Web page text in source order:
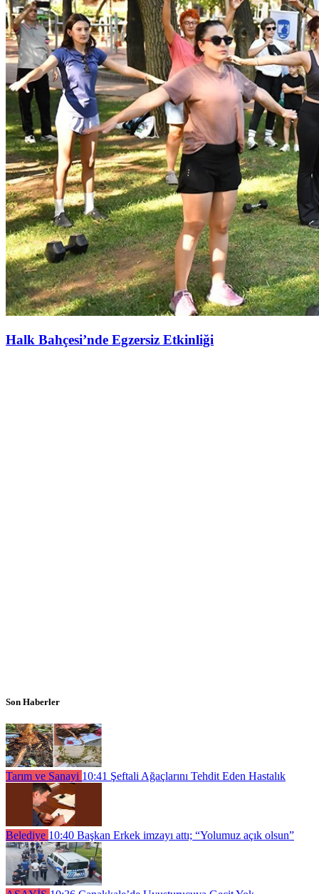
Halk Bahçesi’nde Egzersiz Etkinliği
Son Haberler
Tarım ve Sanayi 10:41 Şeftali Ağaçlarını Tehdit Eden Hastalık
Belediye 10:40 Başkan Erkek imzayı attı; “Yolumuz açık olsun”